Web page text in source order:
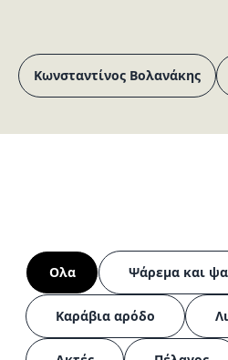
Κωνσταντίνος Βολανάκης
Ολα Ψάρεμα και
Καράβια αρόδο